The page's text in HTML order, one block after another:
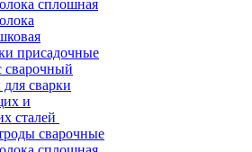
сплошная
присадочные
сварки
и
сталей
сварочные